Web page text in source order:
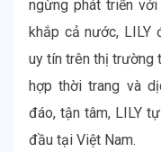
ngừng phát triển
khắp cả nước, LILY
uy tín trên thị trường
hợp thời trang và
đáo, tận tâm, LILY